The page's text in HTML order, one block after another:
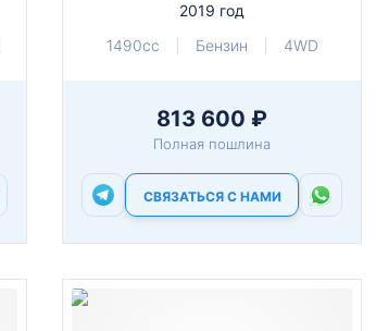
2019 год
1490cc
Бензин 4WD
813 600 ₽
Полная пошлина
СВЯЗАТЬСЯ С НАМИ